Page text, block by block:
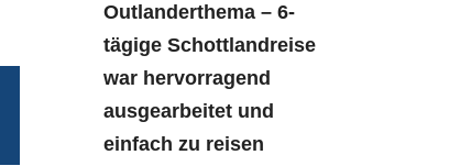
Outlanderthema – 6-
tägige Schottlandreise
war hervorragend
ausgearbeitet und
einfach zu reisen